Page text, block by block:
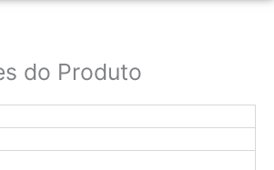
do Produto